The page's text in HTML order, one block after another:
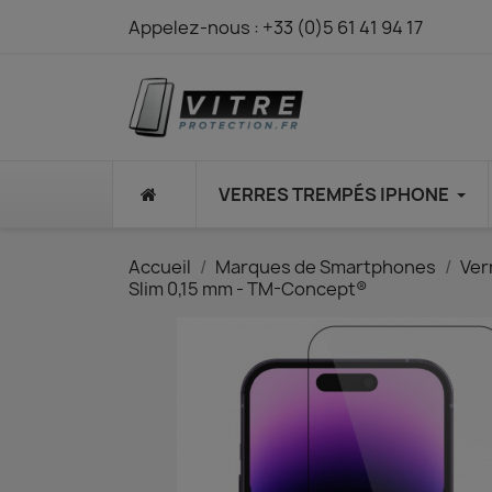
Appelez-nous : +33 (0)5 61 41 94 17
VERRES TREMPÉS IPHONE
Accueil Marques de Smartphones
Slim 0,15 mm - TM-Concept®